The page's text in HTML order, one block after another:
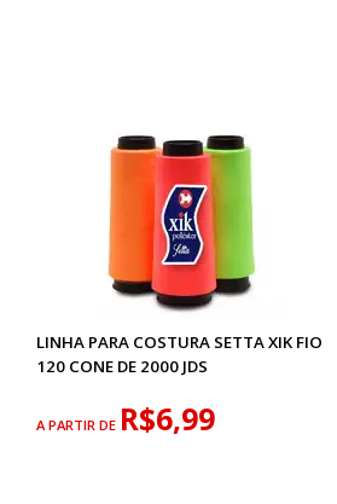
LINHA PARA COSTURA SETTA XIK FIO
120 CONE DE 2000 JDS
A PARTIR DE R$6,99